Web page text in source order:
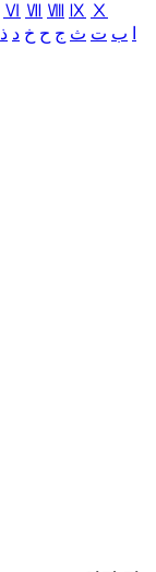
Ⅵ Ⅶ Ⅷ Ⅸ Ⅹ
ب ت ث ج ح خ د ذ